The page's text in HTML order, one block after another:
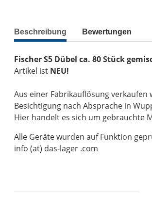
Beschreibung Bewertungen
Fischer S5 Dübel ca. 80 Stück
Artikel ist NEU!
Aus einer Fabrikauflösung
Besichtigung nach Absprache in
Hier handelt es sich um gebrauchte
Alle Geräte wurden auf Funktion
info (at) das-lager .com